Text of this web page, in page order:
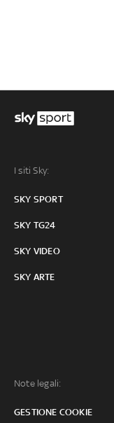
I siti Sky:
SKY SPORT
SKY TG24
SKY VIDEO
SKY ARTE
Note legali:
GESTIONE COOKIE